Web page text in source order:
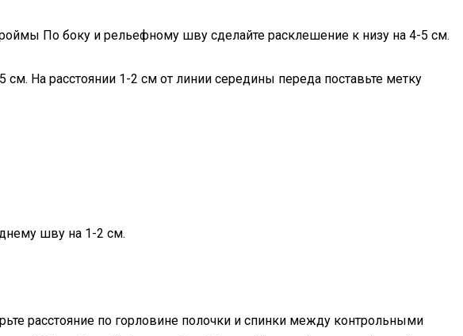
По боку и рельефному шву сделайте расклешение к низу на 4-5 см.
На расстоянии 1-2 см от линии середины переда поставьте метку
шву на 1-2 см.
расстояние по горловине полочки и спинки между контрольными